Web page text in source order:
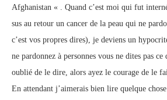
Afghanistan « . Quand c’est moi qui fut
sus au retour un cancer de la peau qui ne
c’est vos propres dires), je deviens un
ne pardonnez à personnes vous ne dites pas ce
oublié de le dire, alors ayez le courage de le
En attendant j’aimerais bien lire quelque